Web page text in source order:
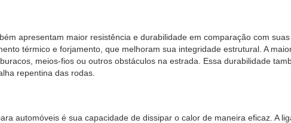
apresentam maior resistência e durabilidade em comparação com
térmico e forjamento, que melhoram sua integridade estrutural. A
meios-fios ou outros obstáculos na estrada. Essa durabilidade
repentina das rodas.
automóveis é sua capacidade de dissipar o calor de maneira eficaz. A